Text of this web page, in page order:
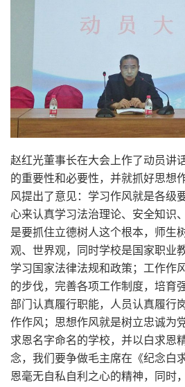
赵红光董事长在大会上作了动员讲
的重要性和必要性，并就抓好思想
风提出了意见：学习作风就是各级
心来认真学习法治理论、安全知识
是要抓住立德树人这个根本，师生
观、世界观，同时学校是国家职业
学习国家法律法规和政策；工作作
的步伐，完善各项工作制度，培育
部门认真履行职能，人员认真履行
作作风；思想作风就是树立忠诚为
求恩名字命名的学校，并以白求恩
念，我们要争做毛主席在《纪念白
恩毫无自私自利之心的精神，同时